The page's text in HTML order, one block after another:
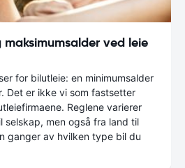
ved leie
for bilutleie: en minimumsalder
Det er ikke vi som fastsetter
Reglene varierer
selskap, men også fra land til
ganger av hvilken type bil du